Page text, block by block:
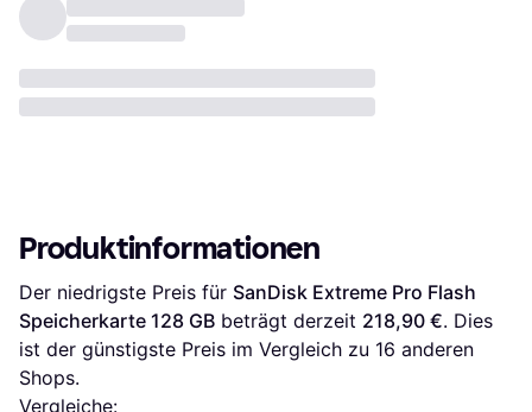
Produktinformationen
Der niedrigste Preis für SanDisk Extreme Pro Flash
Speicherkarte 128 GB beträgt derzeit 218,90 €. Dies
ist der günstigste Preis im Vergleich zu 16 anderen
Shops.
Vergleiche: